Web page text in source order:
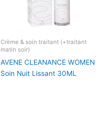
Crème & soin traitant (+traitant
matin soir)
AVENE CLEANANCE WOMEN
Soin Nuit Lissant 30ML